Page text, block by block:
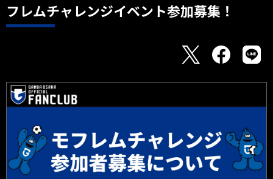
フレムチャレンジイベント参加募集！